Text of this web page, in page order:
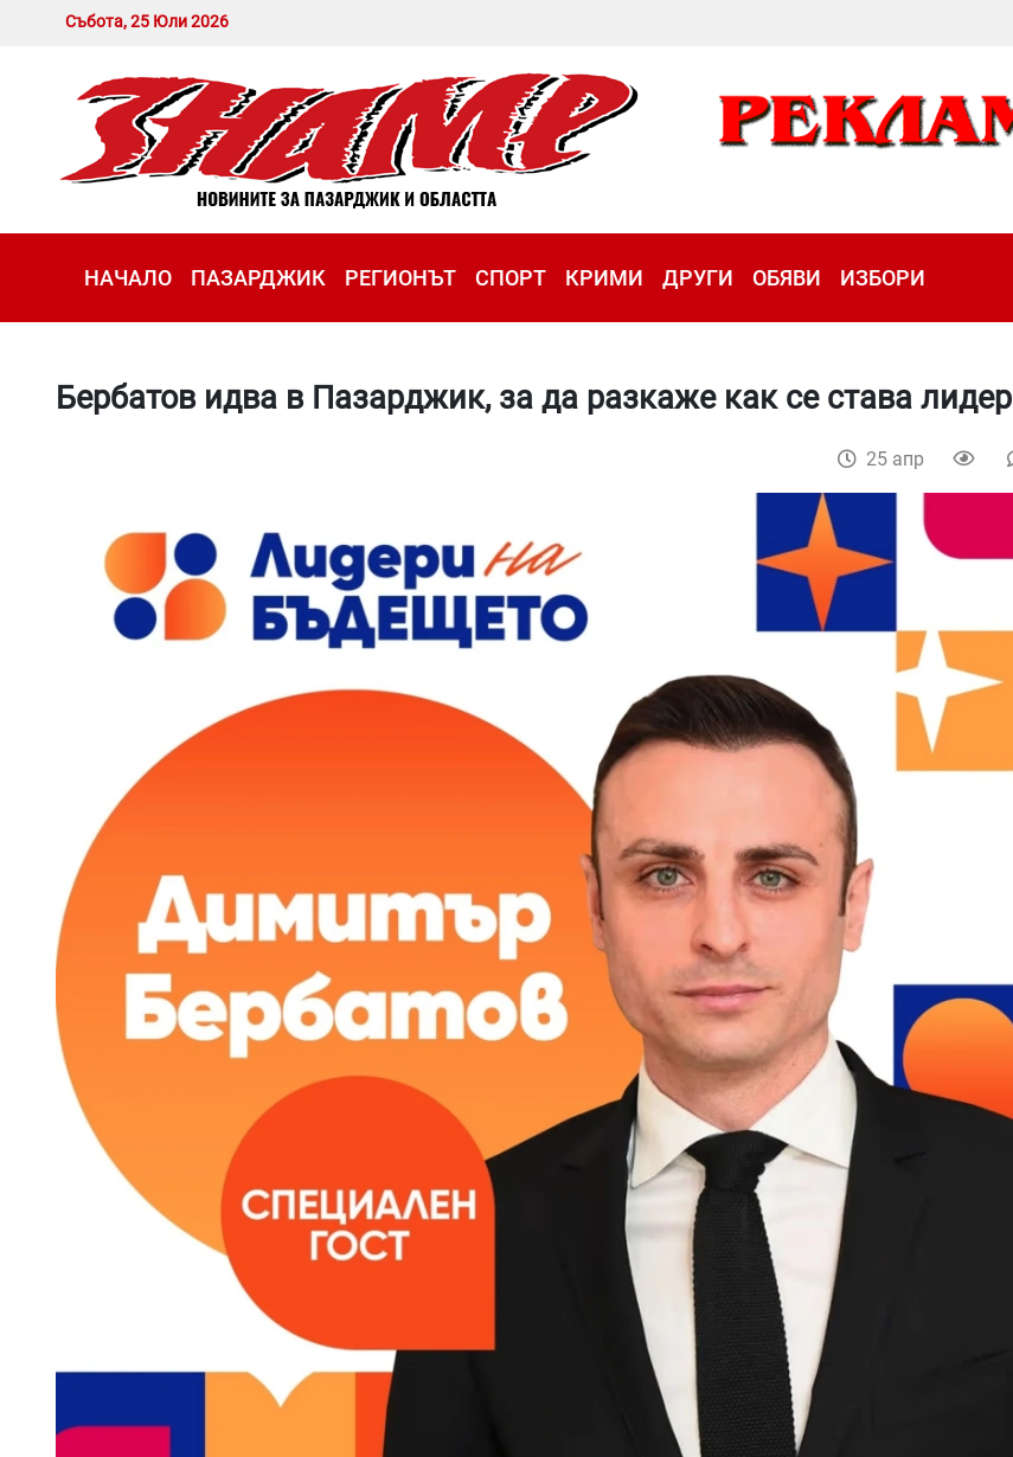
Събота, 25 Юли 2026
НАЧАЛО ПАЗАРДЖИК РЕГИОНЪТ СПОРТ КРИМИ ДРУГИ ОБЯВИ ИЗБОРИ
Бербатов идва в Пазарджик, за да разкаже как се става лидер
25 апр